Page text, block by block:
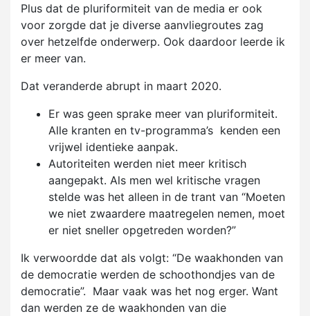
Plus dat de pluriformiteit van de media er ook
voor zorgde dat je diverse aanvliegroutes zag
over hetzelfde onderwerp. Ook daardoor leerde ik
er meer van.
Dat veranderde abrupt in maart 2020.
Er was geen sprake meer van pluriformiteit.
Alle kranten en tv-programma’s kenden een
vrijwel identieke aanpak.
Autoriteiten werden niet meer kritisch
aangepakt. Als men wel kritische vragen
stelde was het alleen in de trant van “Moeten
we niet zwaardere maatregelen nemen, moet
er niet sneller opgetreden worden?”
Ik verwoordde dat als volgt: “De waakhonden van
de democratie werden de schoothondjes van de
democratie”. Maar vaak was het nog erger. Want
dan werden ze de waakhonden van die